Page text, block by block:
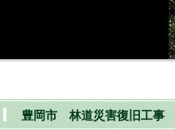
豊岡市 林道災害復旧工事